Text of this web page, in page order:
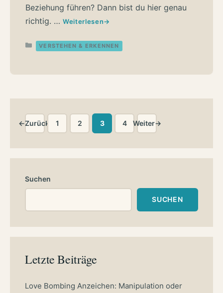
Beziehung führen? Dann bist du hier genau
richtig. … Weiterlesen
Kategorien
VERSTEHEN & ERKENNEN
←Zurück
Seite
1
Seite
2
Seite
3
Seite
4 Weiter→
Suchen
SUCHEN
Letzte Beiträge
Love Bombing Anzeichen: Manipulation oder